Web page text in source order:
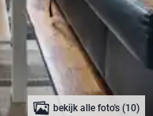
bekijk alle foto's (10)